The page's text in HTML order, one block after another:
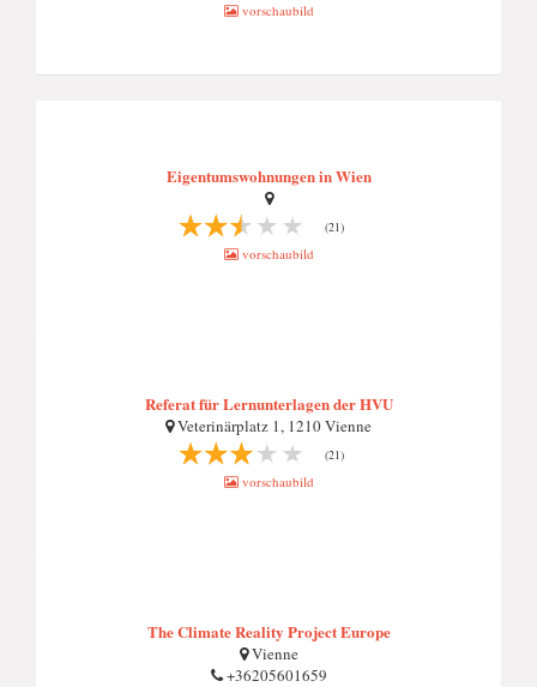
vorschaubild
Eigentumswohnungen in Wien
(21)
vorschaubild
Referat für Lernunterlagen der HVU
Veterinärplatz 1, 1210 Vienne
(21)
vorschaubild
The Climate Reality Project Europe
Vienne
+36205601659